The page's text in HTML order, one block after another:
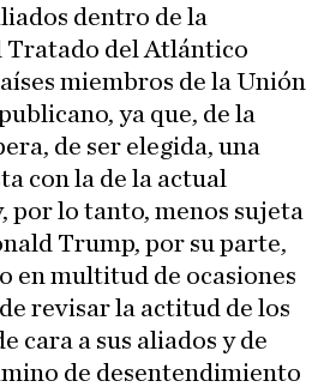
dentro de la
Tratado del Atlántico
miembros de la Unión
ya que, de la
de ser elegida, una
con la de la actual
por lo tanto, menos sujeta
Trump, por su parte,
en multitud de ocasiones
revisar la actitud de los
cara a sus aliados y de
de desentendimiento